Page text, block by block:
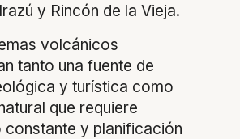
y Rincón de la Vieja.
volcánicos
tanto una fuente de
y turística como
que requiere
constante y planificación